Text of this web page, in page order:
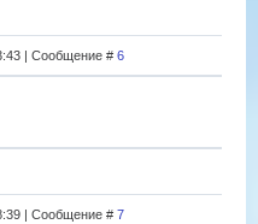
| Сообщение # 6
| Сообщение # 7